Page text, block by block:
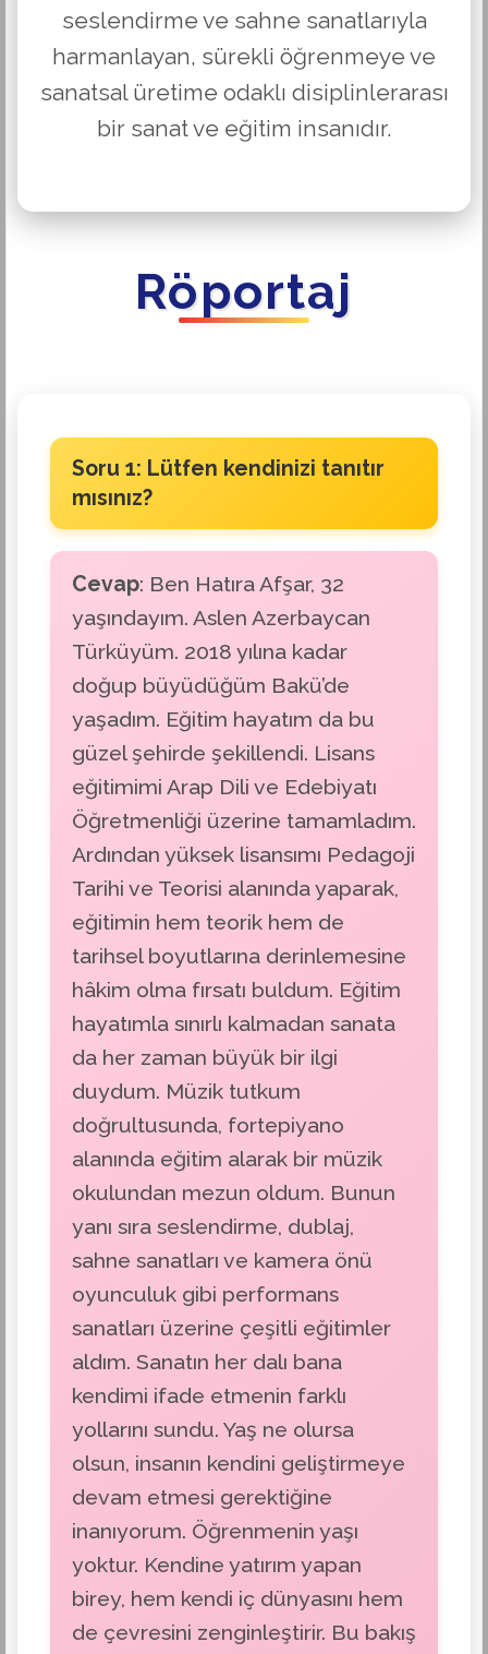
seslendirme ve sahne sanatlarıyla
harmanlayan, sürekli öğrenmeye ve
sanatsal üretime odaklı disiplinlerarası
bir sanat ve eğitim insanıdır.
Röportaj
Soru 1: Lütfen kendinizi tanıtır
mısınız?
Cevap: Ben Hatıra Afşar, 32
yaşındayım. Aslen Azerbaycan
Türküyüm. 2018 yılına kadar
doğup büyüdüğüm Bakü’de
yaşadım. Eğitim hayatım da bu
güzel şehirde şekillendi. Lisans
eğitimimi Arap Dili ve Edebiyatı
Öğretmenliği üzerine tamamladım.
Ardından yüksek lisansımı Pedagoji
Tarihi ve Teorisi alanında yaparak,
eğitimin hem teorik hem de
tarihsel boyutlarına derinlemesine
hâkim olma fırsatı buldum. Eğitim
hayatımla sınırlı kalmadan sanata
da her zaman büyük bir ilgi
duydum. Müzik tutkum
doğrultusunda, fortepiyano
alanında eğitim alarak bir müzik
okulundan mezun oldum. Bunun
yanı sıra seslendirme, dublaj,
sahne sanatları ve kamera önü
oyunculuk gibi performans
sanatları üzerine çeşitli eğitimler
aldım. Sanatın her dalı bana
kendimi ifade etmenin farklı
yollarını sundu. Yaş ne olursa
olsun, insanın kendini geliştirmeye
devam etmesi gerektiğine
inanıyorum. Öğrenmenin yaşı
yoktur. Kendine yatırım yapan
birey, hem kendi iç dünyasını hem
de çevresini zenginleştirir. Bu bakış